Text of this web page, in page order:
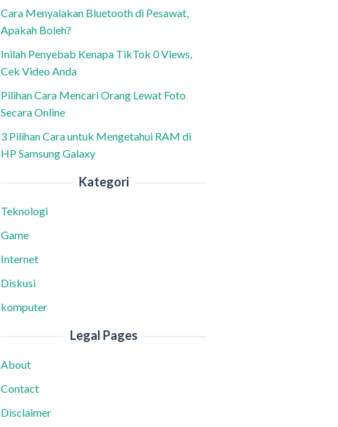
Cara Menyalakan Bluetooth di Pesawat,
Apakah Boleh?
Inilah Penyebab Kenapa TikTok 0 Views,
Cek Video Anda
Pilihan Cara Mencari Orang Lewat Foto
Secara Online
3 Pilihan Cara untuk Mengetahui RAM di
HP Samsung Galaxy
Kategori
Teknologi
Game
Internet
Diskusi
komputer
Legal Pages
About
Contact
Disclaimer